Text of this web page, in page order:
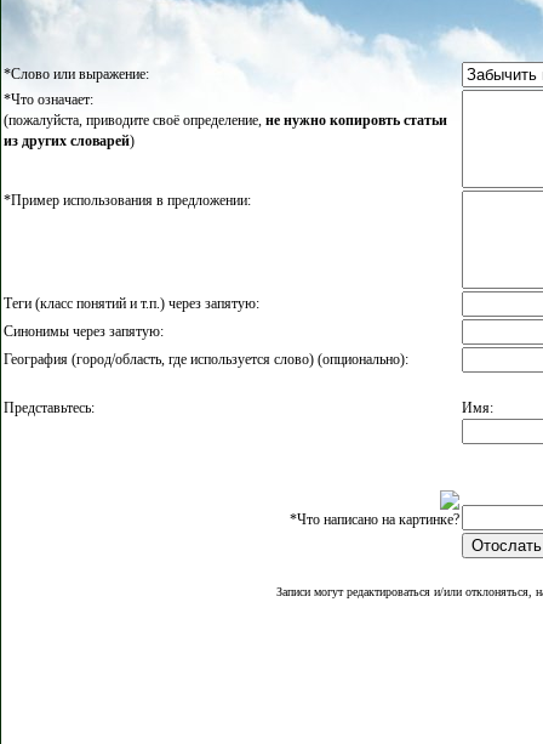
*Слово или выражение:
*Что означает:
(пожалуйста, приводите своё определение, не нужно копировть статьи
из других словарей)
*Пример использования в предложении:
Теги (класс понятий и т.п.) через запятую:
Синонимы через запятую:
География (город/область, где используется слово) (опционально):
Представьтесь: Имя:
*Что написано на картинке?
Записи могут редактироваться и/или отклоняться,